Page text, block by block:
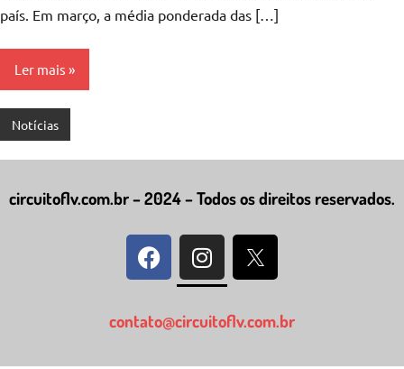
país. Em março, a média ponderada das […]
Ler mais
Notícias
circuitoflv.com.br – 2024 – Todos os direitos reservados.
contato@circuitoflv.com.br